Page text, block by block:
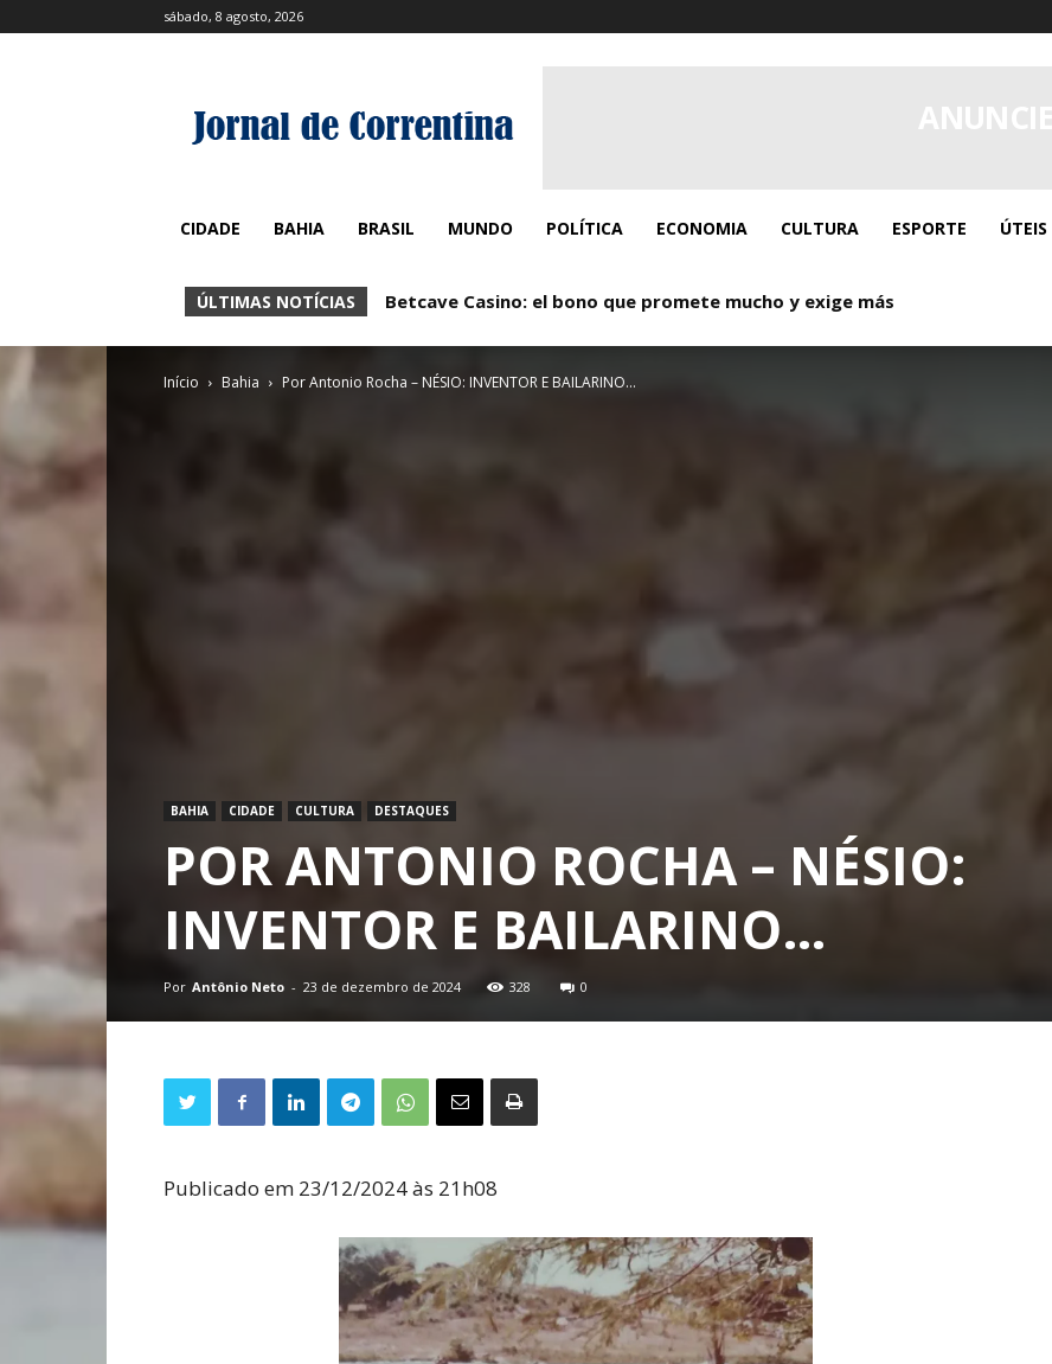
sábado, 8 agosto, 2026
CIDADE BAHIA BRASIL MUNDO POLÍTICA ECONOMIA CULTURA ESPORTE ÚTEIS
ÚLTIMAS NOTÍCIAS Betcave Casino: el bono que promete mucho y exige más
Betcave Casino: Donde los giros gratis y el caos controlado se dan la mano
Início Bahia Por Antonio Rocha – NÉSIO: INVENTOR E BAILARINO…
BAHIA CIDADE CULTURA DESTAQUES
POR ANTONIO ROCHA – NÉSIO:
INVENTOR E BAILARINO…
Por Antônio Neto - 23 de dezembro de 2024 328 0
Publicado em 23/12/2024 às 21h08